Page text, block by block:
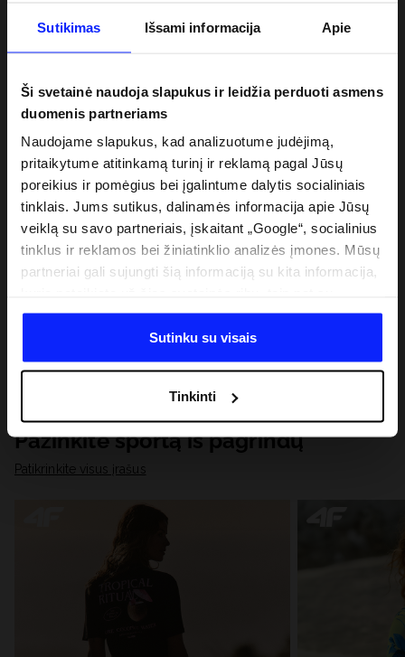
Sutikimas Išsami informacija Apie
Ši svetainė naudoja slapukus ir leidžia perduoti asmens
duomenis partneriams
Naudojame slapukus, kad analizuotume judėjimą,
pritaikytume atitinkamą turinį ir reklamą pagal Jūsų
poreikius ir pomėgius bei įgalintume dalytis socialiniais
tinklais. Jums sutikus, dalinamės informacija apie Jūsų
veiklą su savo partneriais, įskaitant „Google“, socialinius
tinklus ir reklamos bei žiniatinklio analizės įmones. Mūsų
partneriai gali sujungti šią informaciją su kita informacija,
duomenimis, kuriuos jie gauna, kai naudojatės jų
paslaugomis. Gavus Jūsų leidimą, mes galime perduoti
Jūsų asmeninę informaciją savo partneriams, siekdami
analitinius tyrimus, pritaikyti turinį ir tobulinti mūsų
partnerių siūlomus sprendimus (pvz., socialinius tinklus).
Išsamią informaciją rasite mūsų Privatumo politikoje ir
skiltyje „Išsami informacija“.
Sutinku su visais
Tinkinti
Pažinkite sportą iš pagrindų
Patikrinkite visus įrašus